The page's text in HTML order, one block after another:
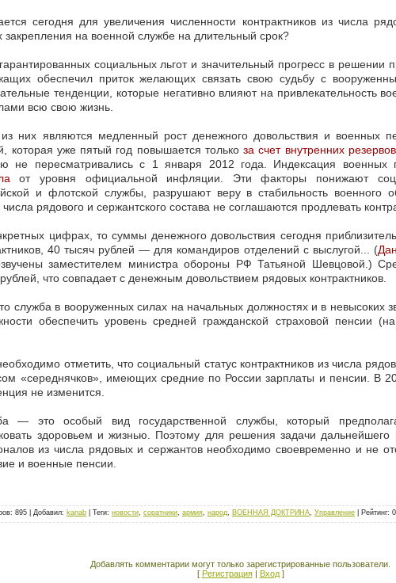
сегодня для увеличения численности контрактников из числа
закрепления на военной службе на длительный срок?
социальных льгот и значительный прогресс в
обеспечил приток желающих связать свою судьбу с
тенденции, которые негативно влияют на привлекательность
всю свою жизнь.
них являются медленный рост денежного довольствия и военных
которая уже пятый год повышается толькоза счет внутренних резервов
не пересматривались с 1 января 2012 года. Индексация военных
от уровня официальной инфляции. Эти факторы понижают
и флотской службы, разрушают веру в стабильность военного
рядового и сержантского состава не соглашаются продлевать
цифрах, то суммы денежного довольствия сегодня
40 тысяч рублей — для командиров отделений с выслугой... (
заместителем министра обороны РФ Татьяной Шевцовой.)
что совпадает с денежным довольствием рядовых контрактников.
служба в вооруженных силах на начальных должностях и в невысоких
обеспечить уровень средней гражданской страховой пенсии
отметить, что социальный статус контрактников из числа
«середнячков», имеющих средние по России зарплаты и пенсии. В
не изменится.
— это особый вид государственной службы, который
здоровьем и жизнью. Поэтому для решения задачи дальнейшего
из числа рядовых и сержантов необходимо своевременно и не
и военные пенсии.
: 895 Добавил: kanab Теги: новости соратники армия народ ВОЕННАЯ ДОКТРИНА Управление Рейтинг:
Добавлять комментарии могут только зарегистрированные пользователи.
[ Регистрация| Вход]